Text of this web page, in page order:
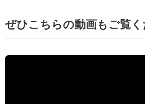
ぜひこちらの動画もご覧